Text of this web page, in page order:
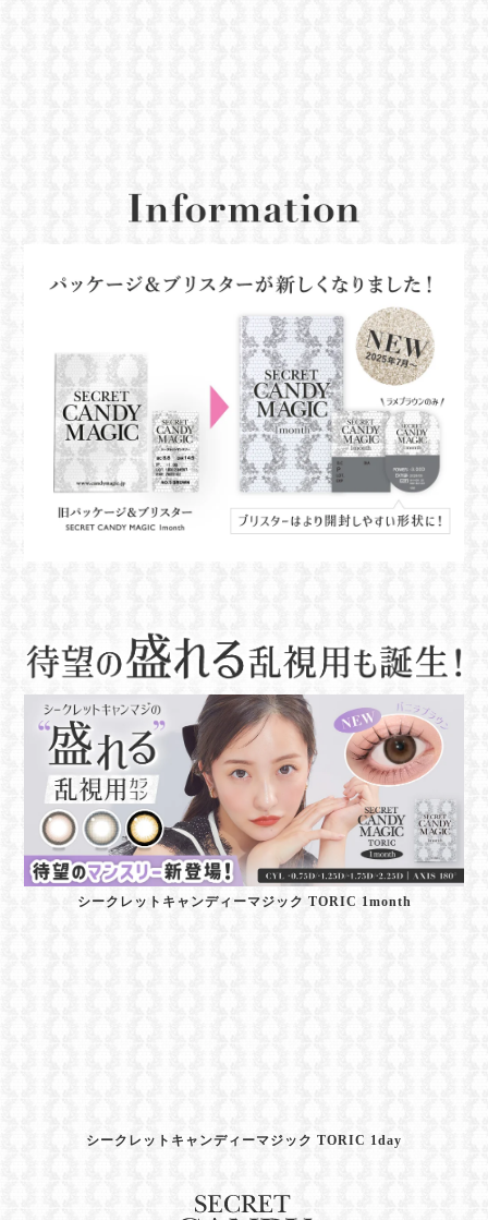
シークレットキャンディーマジック TORIC 1month
シークレットキャンディーマジック TORIC 1day